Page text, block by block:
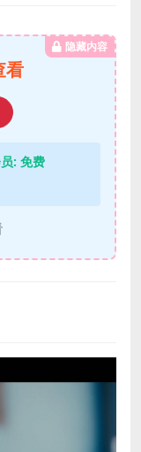
隐藏内容
看
: 免费